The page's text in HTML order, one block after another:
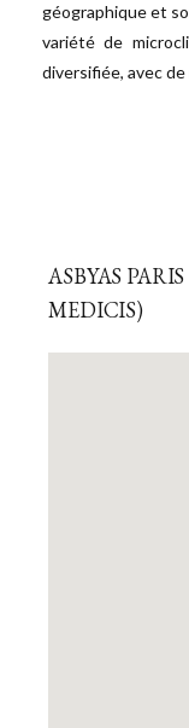
géographique et
variété de
diversifiée, avec
ASBYAS
MEDICIS)